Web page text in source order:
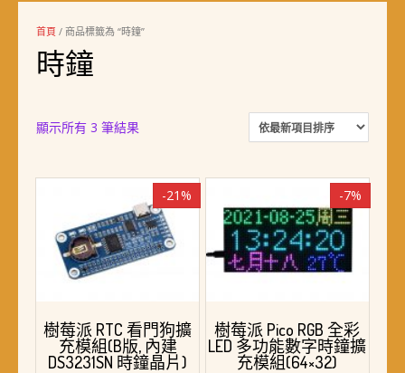
首頁 / 商品標籤為 “時鐘”
時鐘
顯示所有 3 筆結果依
項
目
排
序
-21%
樹莓派 RTC 看門狗擴
充模組(B版, 內建
DS3231SN 時鐘晶片)
-7%
樹莓派 Pico RGB 全彩
LED 多功能數字時鐘擴
充模組(64×32)